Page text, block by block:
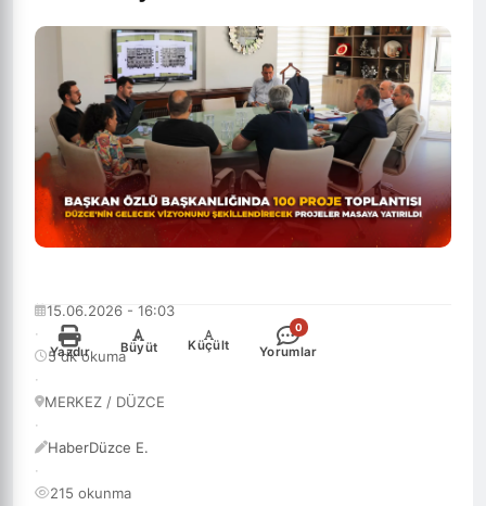
15.06.2026 - 16:03
·
5 dk okuma
·
MERKEZ / DÜZCE
·
HaberDüzce E.
·
215 okunma
Yazdır
+
Büyüt
-
Küçült
0
Yorumlar